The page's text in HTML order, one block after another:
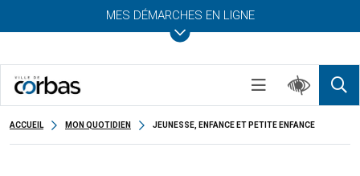
MES DÉMARCHES EN LIGNE
ACCUEIL MON QUOTIDIEN JEUNESSE, ENFANCE ET PETITE ENFANCE